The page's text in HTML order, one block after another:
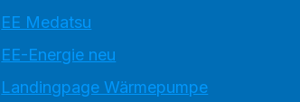
EE Medatsu
EE-Energie neu
Landingpage Wärmepumpe